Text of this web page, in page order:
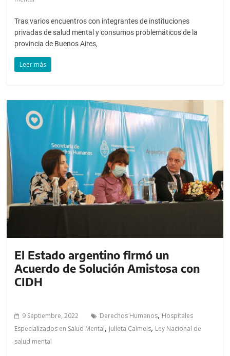
Tras varios encuentros con integrantes de instituciones
privadas de salud mental y consumos problemáticos de la
provincia de Buenos Aires,
Leer más
El Estado argentino firmó un
Acuerdo de Solución Amistosa con
CIDH
9 Septiembre, 2022 Derechos Humanos, Hospitales
Especializados en Salud Mental, Julieta Calmels, Ley Nacional de
salud mental